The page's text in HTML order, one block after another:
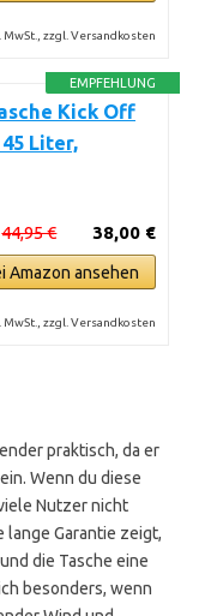
MwSt., zzgl. Versandkosten
EMPFEHLUNG
Kick Off
Liter,
38,00 €
44,95 €
Amazon ansehen
MwSt., zzgl. Versandkosten
praktisch, da er
Wenn du diese
Nutzer nicht
lange Garantie zeigt,
die Tasche eine
besonders, wenn